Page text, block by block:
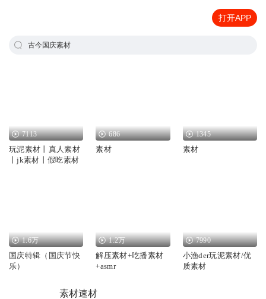
打开APP
古今国庆素材
7113
玩泥素材丨真人素材
丨jk素材丨假吃素材
686
素材
1345
素材
1.6万
国庆特辑（国庆节快
乐）
1.2万
解压素材+吃播素材
+asmr
7990
小渔der玩泥素材/优
质素材
素材速材